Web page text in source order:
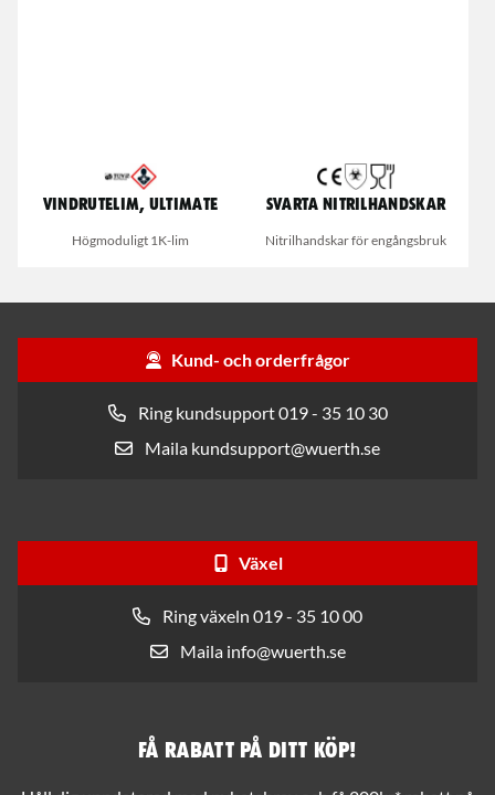
Vindrutelim, Ultimate
Högmoduligt 1K-lim
Svarta nitrilhandskar
Nitrilhandskar för engångsbruk
Kund- och orderfrågor
Ring kundsupport 019 - 35 10 30
Maila kundsupport@wuerth.se
Växel
Ring växeln 019 - 35 10 00
Maila info@wuerth.se
Få rabatt på ditt köp!